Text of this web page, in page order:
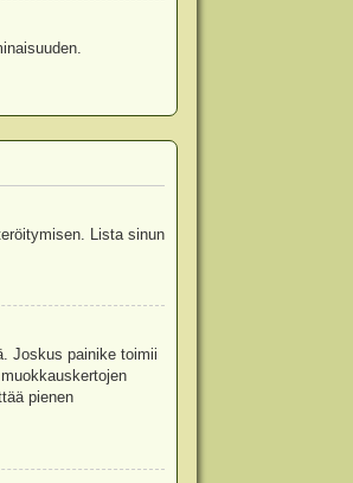
Lista sinun
Joskus painike toimii
pienen